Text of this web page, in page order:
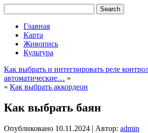
Главная
Карта
Живопись
Культура
Как выбрать и интегрировать реле
автоматические… »
« Как выбрать аккордеон
Как выбрать баян
Опубликовано 10.11.2024 | Автор: admin